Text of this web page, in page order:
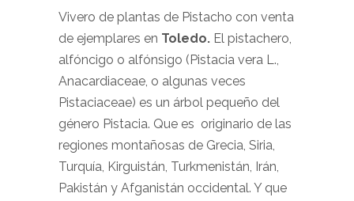
Vivero de plantas de Pistacho con venta
de ejemplares en Toledo. El pistachero,
alfóncigo o alfónsigo (Pistacia vera L.,
Anacardiaceae, o algunas veces
Pistaciaceae) es un árbol pequeño del
género Pistacia. Que es originario de las
regiones montañosas de Grecia, Siria,
Turquía, Kirguistán, Turkmenistán, Irán,
Pakistán y Afganistán occidental. Y que